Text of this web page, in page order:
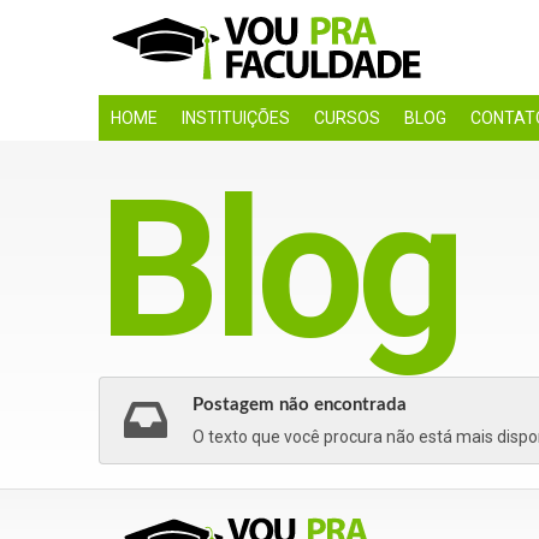
HOME INSTITUIÇÕES CURSOS BLOG
Blog
Postagem não encontrada
O texto que você procura não está mais